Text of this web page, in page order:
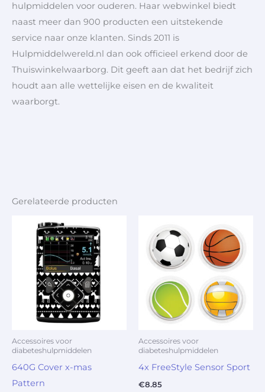
hulpmiddelen voor ouderen. Haar webwinkel biedt
naast meer dan 900 producten een uitstekende
service naar onze klanten. Sinds 2011 is
Hulpmiddelwereld.nl dan ook officieel erkend door de
Thuiswinkelwaarborg. Dit geeft aan dat het bedrijf zich
houdt aan alle wettelijke eisen en de kwaliteit
waarborgt.
Gerelateerde producten
Accessoires voor
diabeteshulpmiddelen
640G Cover x-mas
Pattern
Accessoires voor
diabeteshulpmiddelen
4x FreeStyle Sensor Sport
€8.85